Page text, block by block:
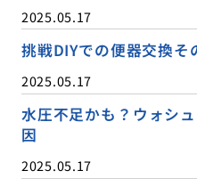
2025.05.17
挑戦DIYでの便器交換そ
2025.05.17
水圧不足かも？ウォシ
因
2025.05.17